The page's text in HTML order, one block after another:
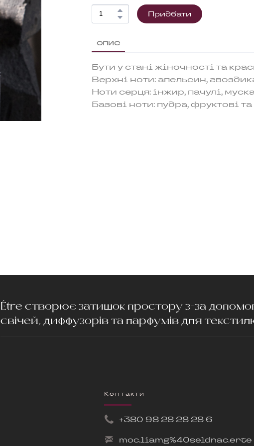
Придбати
ОПИС
Бути у стані жіночності та
Верхні ноти: апельсин,
Ноти серця: інжир, пачулі,
Базові ноти: пудра, фруктові
Étre створює затишок простору з-за
свічей, диффузорів та парфумів для
Контакти
+380 98 28 28 28 6
moc.liamg%40seldnac.erte